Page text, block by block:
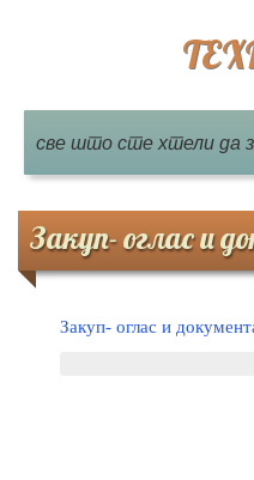
све што сте хтели да
Закуп- оглас и
Закуп- оглас и